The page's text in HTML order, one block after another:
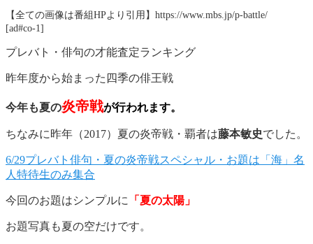
【全ての画像は番組HPより引用】https://www.mbs.jp/p-battle/
[ad#co-1]
プレバト・俳句の才能査定ランキング
昨年度から始まった四季の俳王戦
今年も夏の炎帝戦が行われます。
ちなみに昨年（2017）夏の炎帝戦・覇者は藤本敏史でした。
6/29プレバト俳句・夏の炎帝戦スペシャル・お題は「海」名
人特待生のみ集合
今回のお題はシンプルに 「夏の太陽」
お題写真も夏の空だけです。